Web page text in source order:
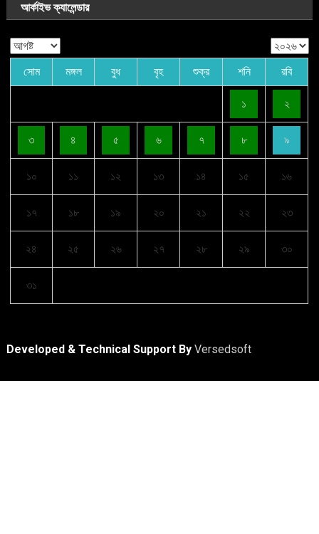
আর্কাইভ ক্যালেন্ডার
সোম মঙ্গল বুধ বৃহ শুক্র শনি রবি
১ ২
৩ ৪ ৫ ৬ ৭ ৮ ৯
১০ ১১ ১২ ১৩ ১৪ ১৫ ১৬
১৭ ১৮ ১৯ ২০ ২১ ২২ ২৩
২৪ ২৫ ২৬ ২৭ ২৮ ২৯ ৩০
৩১
Developed & Technical Support ByVersedsoft